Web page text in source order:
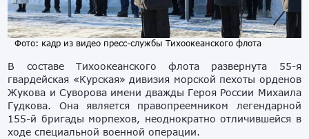
Фото: кадр из видео пресс-службы Тихоокеанского флота
В составе Тихоокеанского флота развернута 55-я
гвардейская «Курская» дивизия морской пехоты орденов
Жукова и Суворова имени дважды Героя России Михаила
Гудкова. Она является правопреемником легендарной
155-й бригады морпехов, неоднократно отличившейся в
ходе специальной военной операции.